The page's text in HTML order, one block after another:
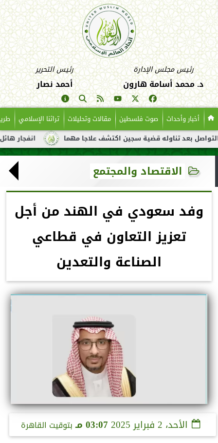
رئيس مجلس الإدارة
د. محمد أسامة هارون
رئيس التحرير
أحمد نصار
أخبار وأحداث صوت فلسطين مقالات وتحليلات تراثنا الإسلامي
انفجار هائل لناقلة نفط قضية سجين اكتشف علاجا مهما
الاقتصاد والمجتمع
وفد سعودي في الهند من أجل
تعزيز التعاون في قطاعي
الصناعة والتعدين
الأحد، 2 فبراير 2025 03:07 مـ بتوقيت القاهرة